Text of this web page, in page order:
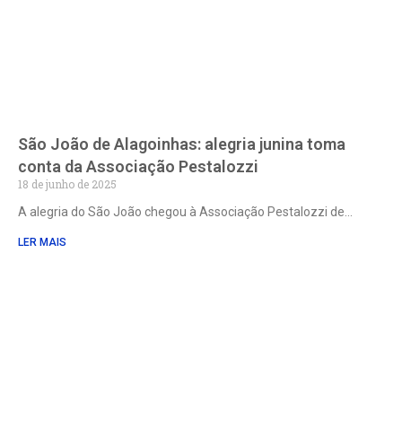
São João de Alagoinhas: alegria junina toma
conta da Associação Pestalozzi
18 de junho de 2025
A alegria do São João chegou à Associação Pestalozzi de
LER MAIS